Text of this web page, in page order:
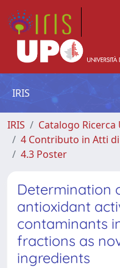
IRIS
IRIS
Catalogo Ricerca
4 Contributo in Atti
4.3 Poster
Determination
antioxidant
contaminants
fractions as
ingredients